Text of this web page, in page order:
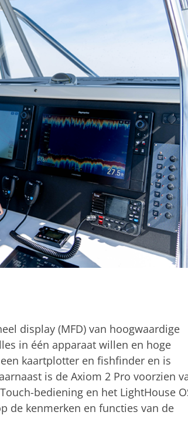
display (MFD) van hoogwaardige
in één apparaat willen en hoge
kaartplotter en fishfinder en is
is de Axiom 2 Pro voorzien
bediening en het LightHouse
de kenmerken en functies van de